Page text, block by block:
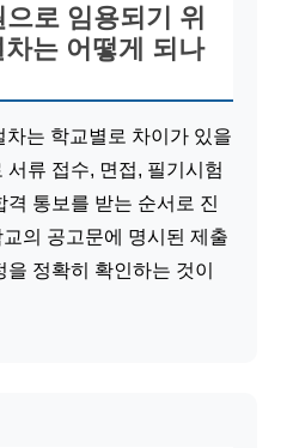
로 임용되기 위
는 어떻게 되나
는 학교별로 차이가 있을
서류 접수, 면접, 필기시험
격 통보를 받는 순서로 진
의 공고문에 명시된 제출
정확히 확인하는 것이